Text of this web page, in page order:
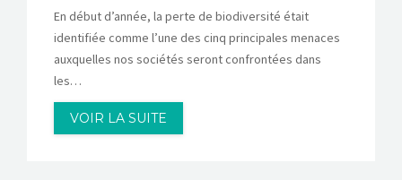
En début d’année, la perte de biodiversité était
identifiée comme l’une des cinq principales menaces
auxquelles nos sociétés seront confrontées dans
les…
VOIR LA SUITE